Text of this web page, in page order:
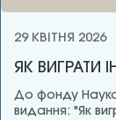
29 КВІТНЯ 2026
ЯК ВИГРАТИ
До фонду
видання: "Як